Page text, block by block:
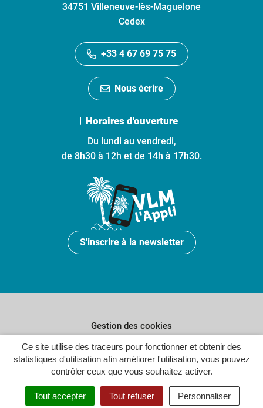
Ce site utilise des traceurs pour fonctionner et obtenir des
statistiques d'utilisation afin améliorer l'utilisation, vous pouvez
contrôler ceux que vous souhaitez activer.
Tout accepter Tout refuser Personnaliser
34751 Villeneuve-lès-Maguelone
Cedex
+33 4 67 69 75 75
Nous écrire
Horaires d'ouverture
Du lundi au vendredi,
de 8h30 à 12h et de 14h à 17h30.
S'inscrire à la newsletter
Gestion des cookies
Plan du site
Politique de confidentialité
Crédits